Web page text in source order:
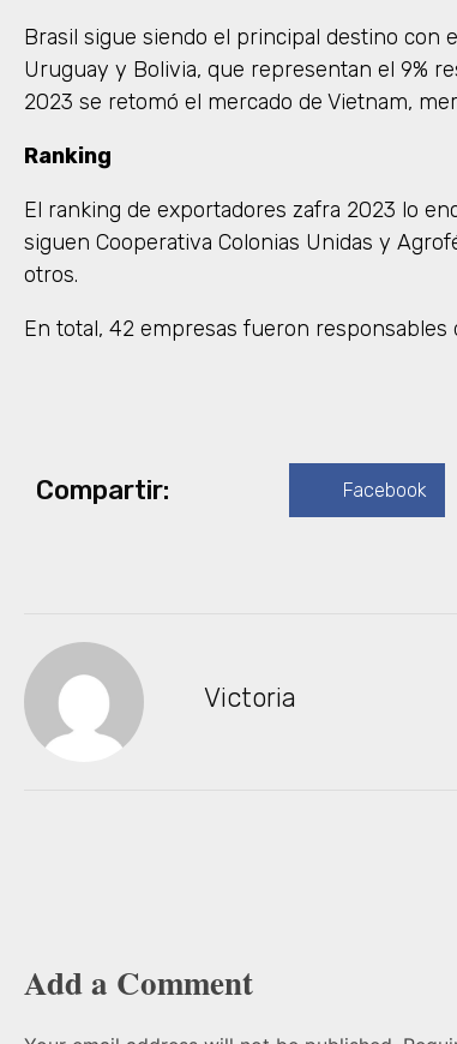
Brasil sigue siendo el principal destino con
Uruguay y Bolivia, que representan el 9%
2023 se retomó el mercado de Vietnam,
Ranking
El ranking de exportadores zafra 2023 lo
siguen Cooperativa Colonias Unidas y
otros.
En total, 42 empresas fueron
Compartir: Facebook
Victoria
Add a Comment